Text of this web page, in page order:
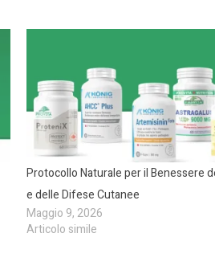
Protocollo Naturale per il Benessere
e delle Difese Cutanee
Maggio 9, 2026
Articolo simile